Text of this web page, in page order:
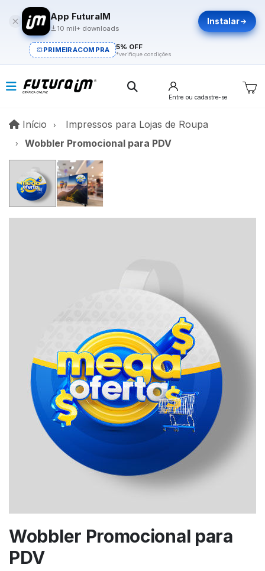
App FuturaIM
10 mil+ downloads
Instalar
PRIMEIRACOMPRA 5% OFF
*verifique condições
Entre ou cadastre-se
Início InícioImpressos para Lojas de Roupa
Wobbler Promocional para PDV
Wobbler Promocional para
PDV